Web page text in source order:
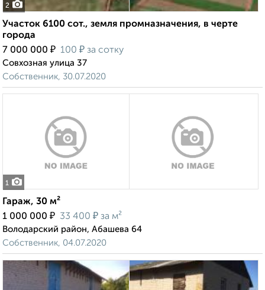
2
Участок 6100 сот., земля промназначения, в черте
города
7 000 000 ₽ 100 ₽ за сотку
Совхозная улица 37
Собственник, 30.07.2020
1
Гараж, 30 м²
1 000 000 ₽ 33 400 ₽ за м²
Володарский район, Абашева 64
Собственник, 04.07.2020